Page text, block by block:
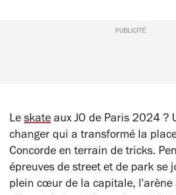
PUBLICITÉ
Le skate aux JO de Paris 2024 ?
changer qui a transformé la
Concorde en terrain de tricks.
épreuves de street et de park se
plein cœur de la capitale, l'arène